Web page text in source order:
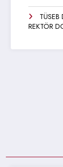
REKTÖR